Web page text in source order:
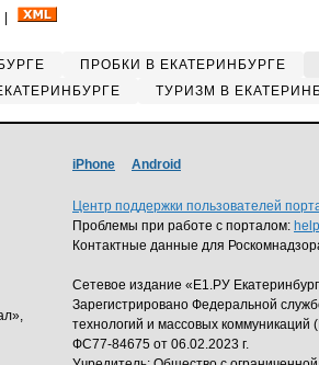
ПРОБКИ В ЕКАТЕРИНБУРГЕ
ТУРИЗМ В
iPhone Android
Центр поддержки пользователей
Проблемы при работе с порталом:
Контактные данные для
Сетевое издание «Е1.РУ
Зарегистрировано Федеральной
технологий и массовых
ФС77-84675 от 06.02.2023 г.